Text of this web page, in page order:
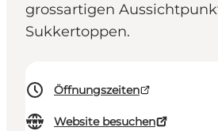
grossartigen
Sukkertoppen.
Öffnungszeiten
Website besuchen